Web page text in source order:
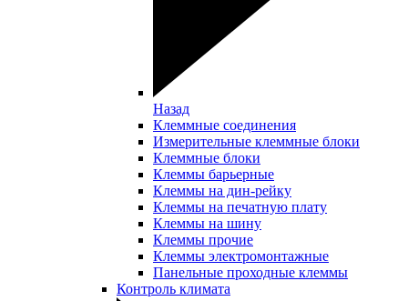
Назад
Клеммные соединения
Измерительные клеммные блоки
Клеммные блоки
Клеммы барьерные
Клеммы на дин-рейку
Клеммы на печатную плату
Клеммы на шину
Клеммы прочие
Клеммы электромонтажные
Панельные проходные клеммы
Контроль климата